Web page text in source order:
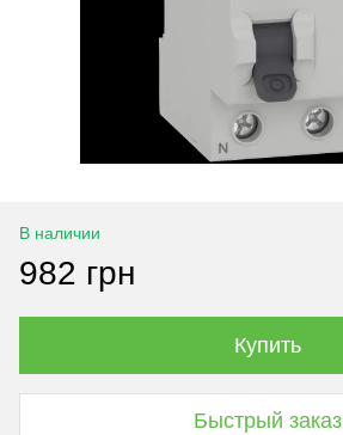
В наличии
982 грн
Купить
Быстрый заказ